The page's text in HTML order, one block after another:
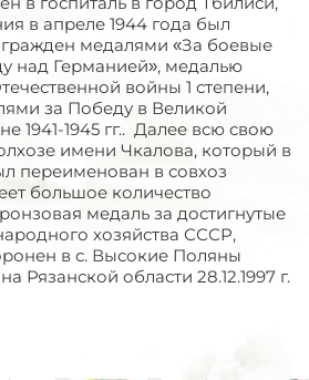
в апреле 1944 года был
медалями «За боевые
над Германией», медалью
войны 1 степени,
за Победу в Великой
1941-1945 гг.. Далее всю свою
имени Чкалова, который в
переименован в совхоз
большое количество
медаль за достигнутые
хозяйства СССР,
в с. Высокие Поляны
Рязанской области 28.12.1997 г.